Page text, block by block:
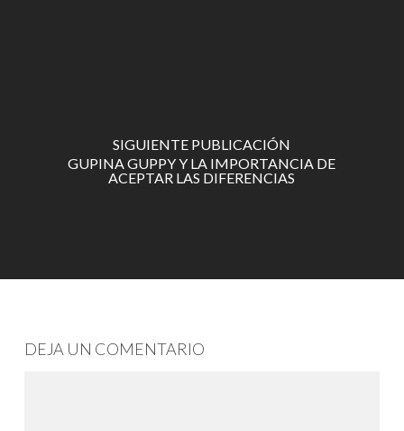
SIGUIENTE PUBLICACIÓN
GUPINA GUPPY Y LA IMPORTANCIA DE
ACEPTAR LAS DIFERENCIAS
DEJA UN COMENTARIO